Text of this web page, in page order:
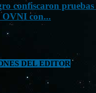
confiscaron
OVNI con...
DEL EDITOR